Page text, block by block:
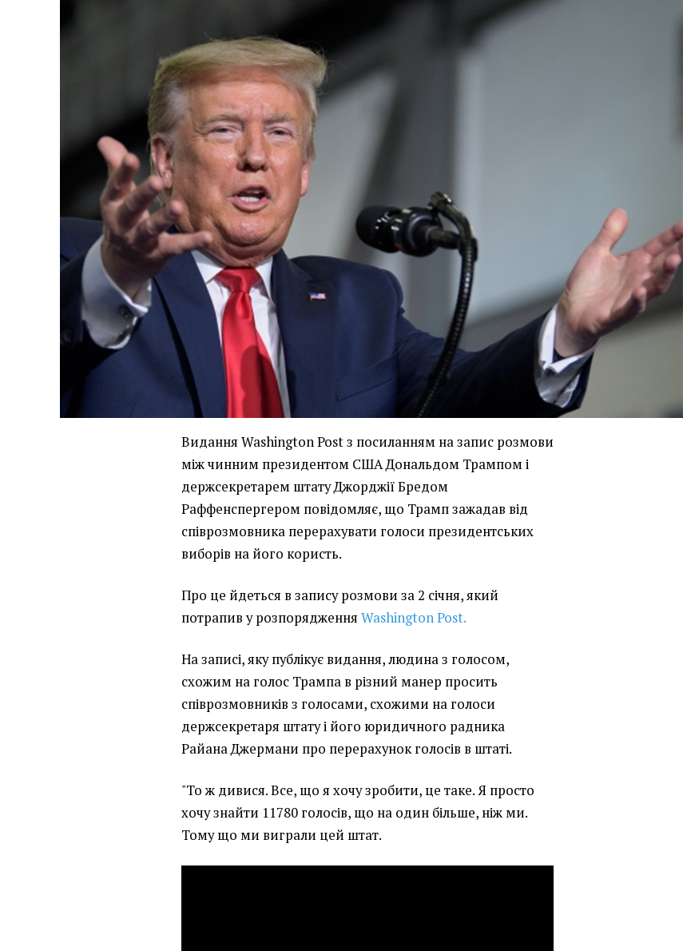
Видання Washington Post з посиланням на запис розмови
між чинним президентом США Дональдом Трампом і
держсекретарем штату Джорджії Бредом
Раффенспергером повідомляє, що Трамп зажадав від
співрозмовника перерахувати голоси президентських
виборів на його користь.
Про це йдеться в запису розмови за 2 січня, який
потрапив у розпорядженняWashington Post.
На записі, яку публікує видання, людина з голосом,
схожим на голос Трампа в різний манер просить
співрозмовників з голосами, схожими на голоси
держсекретаря штату і його юридичного радника
Райана Джермани про перерахунок голосів в штаті.
"То ж дивися. Все, що я хочу зробити, це таке. Я просто
хочу знайти 11780 голосів, що на один більше, ніж ми.
Тому що ми виграли цей штат.